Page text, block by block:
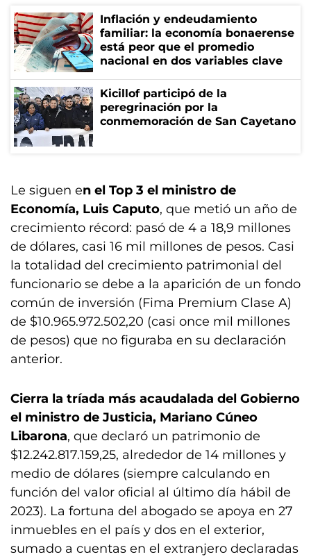
Inflación y endeudamiento
familiar: la economía bonaerense
está peor que el promedio
nacional en dos variables clave
Kicillof participó de la
peregrinación por la
conmemoración de San Cayetano
Le siguen en el Top 3 el ministro de
Economía, Luis Caputo, que metió un año de
crecimiento récord: pasó de 4 a 18,9 millones
de dólares, casi 16 mil millones de pesos. Casi
la totalidad del crecimiento patrimonial del
funcionario se debe a la aparición de un fondo
común de inversión (Fima Premium Clase A)
de $10.965.972.502,20 (casi once mil millones
de pesos) que no figuraba en su declaración
anterior.
Cierra la tríada más acaudalada del Gobierno
el ministro de Justicia, Mariano Cúneo
Libarona, que declaró un patrimonio de
$12.242.817.159,25, alrededor de 14 millones y
medio de dólares (siempre calculando en
función del valor oficial al último día hábil de
2023). La fortuna del abogado se apoya en 27
inmuebles en el país y dos en el exterior,
sumado a cuentas en el extranjero declaradas